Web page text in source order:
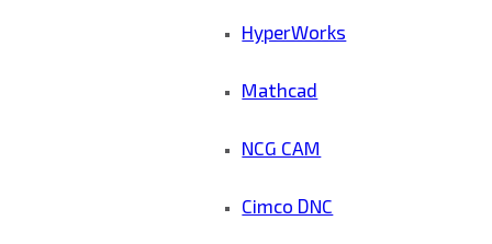
HyperWorks
Mathcad
NCG CAM
Cimco DNC